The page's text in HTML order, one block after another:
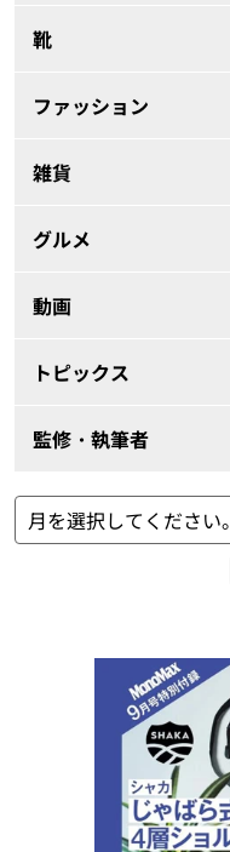
靴
ファッション
雑貨
グルメ
動画
トピックス
監修・執筆者